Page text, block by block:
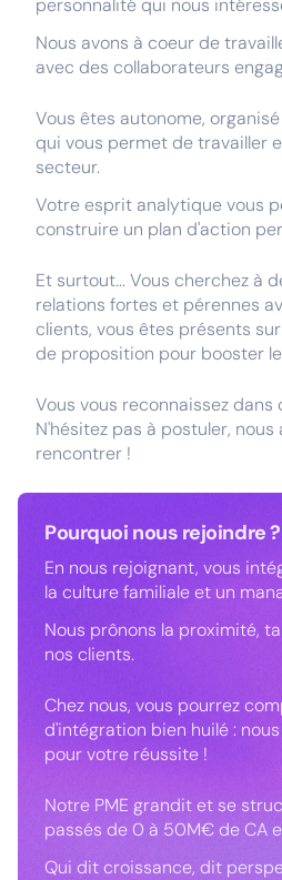
personnalité qui nous
Nous avons à coeur de
avec des collaborateurs
Vous êtes autonome,
qui vous permet de travailler
secteur.
Votre esprit analytique vous
construire un plan d'action
Et surtout... Vous cherchez à
relations fortes et pérennes
clients, vous êtes présents
de proposition pour booster
Vous vous reconnaissez
N'hésitez pas à postuler,
rencontrer !
Pourquoi nous rejoindre ?
En nous rejoignant, vous
la culture familiale et un
Nous prônons la proximité,
nos clients.
Chez nous, vous pourrez
d'intégration bien huilé :
pour votre réussite !
Notre PME grandit et se
passés de 0 à 50M€ de CA
Qui dit croissance, dit